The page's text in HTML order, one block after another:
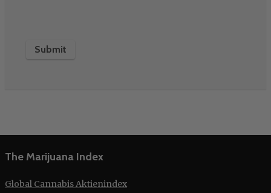
The Marijuana Index
Global Cannabis Aktienindex